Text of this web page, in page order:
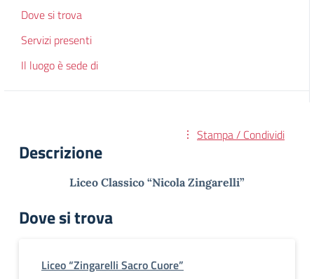
Dove si trova
Servizi presenti
Il luogo è sede di
Stampa / Condividi
Descrizione
Liceo Classico “Nicola Zingarelli”
Dove si trova
Liceo “Zingarelli Sacro Cuore”